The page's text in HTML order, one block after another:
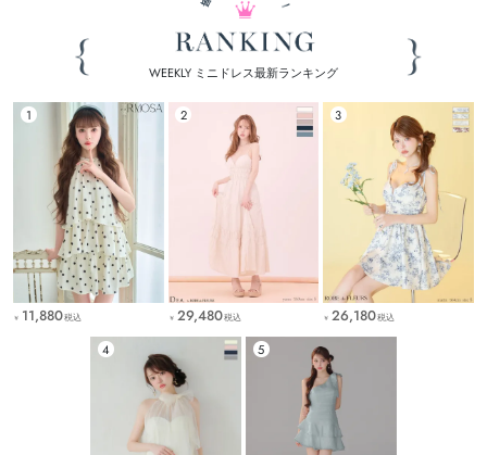
WEEKLY ミニドレス最新ランキング
￥ 11,880税込 ￥ 29,480税込 ￥ 26,180税込